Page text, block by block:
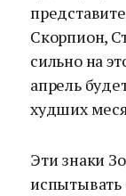
Скорпион,
сильно на
апрель
худших
Эти знаки